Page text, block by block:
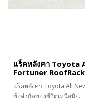
แร็คหลังคา Toyota
Fortuner RoofRack
แร็คหลังคา Toyota All
ข้อจำกัดของชีวิตเหนือนิย..